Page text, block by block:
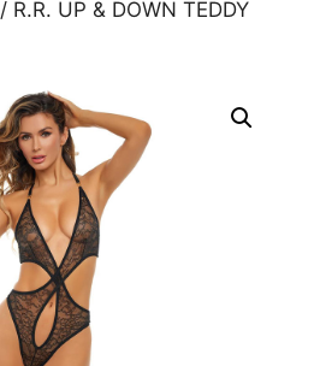
/ R.R. UP & DOWN TEDDY